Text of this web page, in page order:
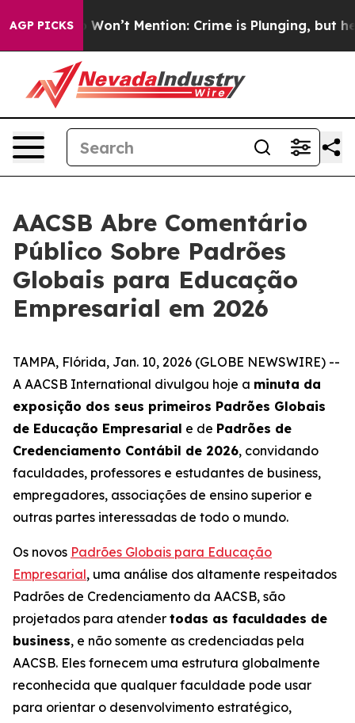
AGP PICKS
Trump Won’t Mention: Crime is Plunging, but he
AACSB Abre Comentário
Público Sobre Padrões
Globais para Educação
Empresarial em 2026
TAMPA, Flórida, Jan. 10, 2026 (GLOBE NEWSWIRE) --
A AACSB International divulgou hoje a minuta da
exposição dos seus primeiros Padrões Globais
de Educação Empresarial e de Padrões de
Credenciamento Contábil de 2026, convidando
faculdades, professores e estudantes de business,
empregadores, associações de ensino superior e
outras partes interessadas de todo o mundo.
Os novos Padrões Globais para Educação
Empresarial, uma análise dos altamente respeitados
Padrões de Credenciamento da AACSB, são
projetados para atender todas as faculdades de
business, e não somente as credenciadas pela
AACSB. Eles fornecem uma estrutura globalmente
reconhecida que qualquer faculdade pode usar
para orientar o desenvolvimento estratégico,